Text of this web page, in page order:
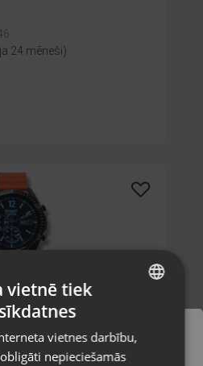
24 mēneši)
12 mēneši)
RUSSIAN
vietnē tiek
vietnes darbību,
nepieciešamās